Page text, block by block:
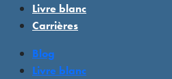
Livre blanc
Carrières
Blog
Livre blanc